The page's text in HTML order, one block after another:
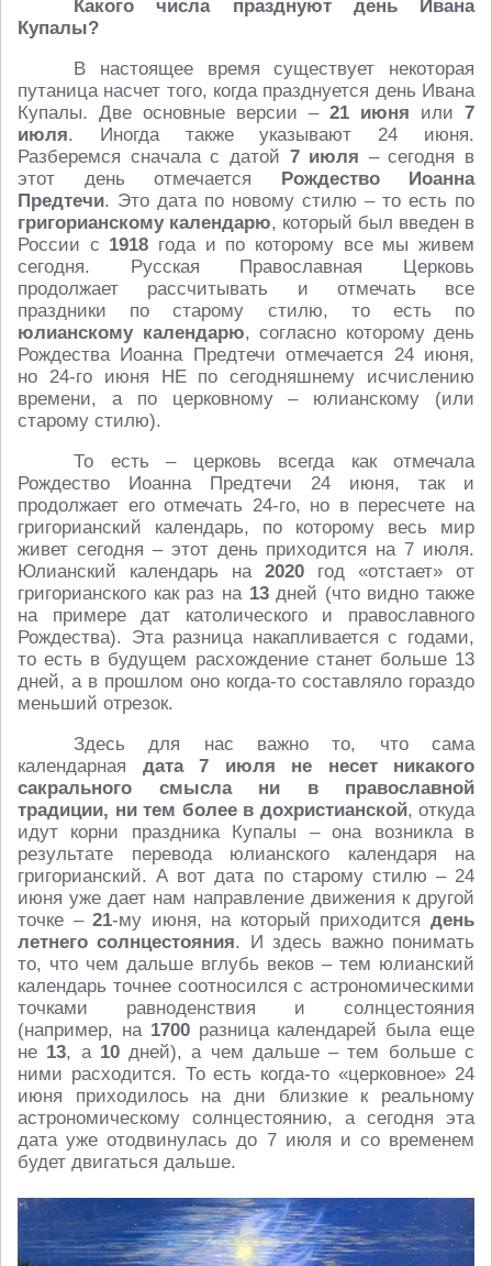
Какого числа празднуют день Ивана
Купалы?
В настоящее время существует некоторая
путаница насчет того, когда празднуется день Ивана
Купалы. Две основные версии – 21 июня или 7
июля. Иногда также указывают 24 июня.
Разберемся сначала с датой 7 июля – сегодня в
этот день отмечается Рождество Иоанна
Предтечи. Это дата по новому стилю – то есть по
григорианскому календарю, который был введен в
России с 1918 года и по которому все мы живем
сегодня. Русская Православная Церковь
продолжает рассчитывать и отмечать все
праздники по старому стилю, то есть по
юлианскому календарю, согласно которому день
Рождества Иоанна Предтечи отмечается 24 июня,
но 24-го июня НЕ по сегодняшнему исчислению
времени, а по церковному – юлианскому (или
старому стилю).
То есть – церковь всегда как отмечала
Рождество Иоанна Предтечи 24 июня, так и
продолжает его отмечать 24-го, но в пересчете на
григорианский календарь, по которому весь мир
живет сегодня – этот день приходится на 7 июля.
Юлианский календарь на 2020 год «отстает» от
григорианского как раз на 13дней (что видно также
на примере дат католического и православного
Рождества). Эта разница накапливается с годами,
то есть в будущем расхождение станет больше 13
дней, а в прошлом оно когда-то составляло гораздо
меньший отрезок.
Здесь для нас важно то, что сама
календарная дата 7 июля не несет никакого
сакрального смысла ни в православной
традиции, ни тем более в дохристианской, откуда
идут корни праздника Купалы – она возникла в
результате перевода юлианского календаря на
григорианский. А вот дата по старому стилю – 24
июня уже дает нам направление движения к другой
точке –21-му июня, на который приходитсядень
летнего солнцестояния. И здесь важно понимать
то, что чем дальше вглубь веков – тем юлианский
календарь точнее соотносился с астрономическими
точками равноденствия и солнцестояния
(например, на 1700разница календарей была еще
не 13, а 10дней), а чем дальше – тем больше с
ними расходится. То есть когда-то «церковное» 24
июня приходилось на дни близкие к реальному
астрономическому солнцестоянию, а сегодня эта
дата уже отодвинулась до 7 июля и со временем
будет двигаться дальше.